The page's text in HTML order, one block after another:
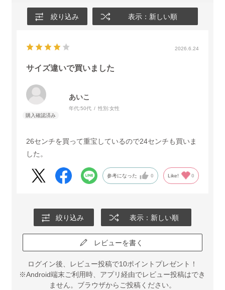
絞り込み 表示：新しい順
2026.6.24
サイズ違いで買いました
あいこ
年代:50代 性別:女性
26センチを買って重宝しているので24センチも買いま
した。
参考になった 0 Like! 0
絞り込み 表示：新しい順
レビューを書く
ログイン後、レビュー投稿で10ポイントプレゼント！
※Android端末ご利用時、アプリ経由でレビュー投稿はでき
ません。ブラウザからご投稿ください。